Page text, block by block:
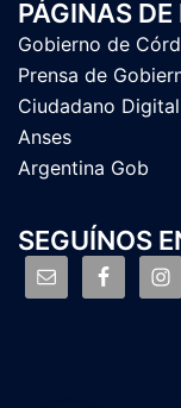
PÁGINAS DE
Gobierno de
Prensa de
Ciudadano Digital
Anses
Argentina Gob
SEGUÍNOS